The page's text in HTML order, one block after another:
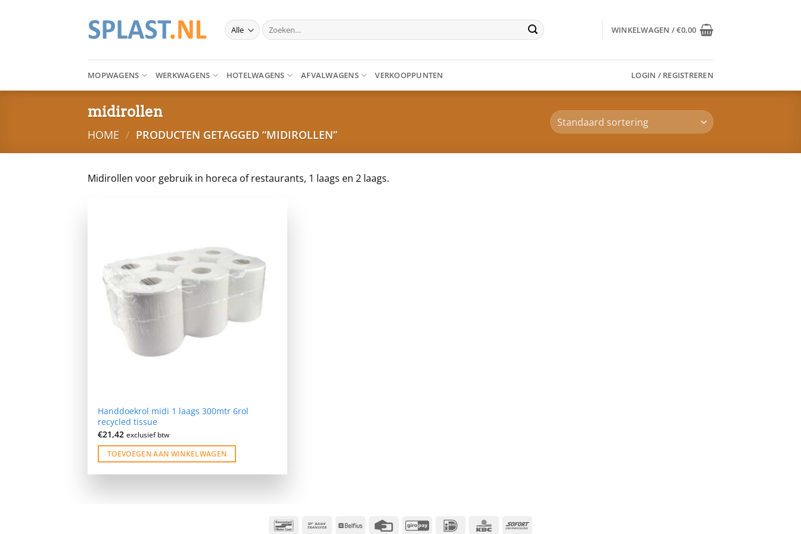
Zoeken
naar:
WINKELWAGEN /€0,00
MOPWAGENS WERKWAGENS HOTELWAGENS AFVALWAGENS VERKOOPPUNTEN LOGIN / REGISTREREN
midirollen
HOME / PRODUCTEN GETAGGED “MIDIROLLEN”
Midirollen voor gebruik in horeca of restaurants, 1 laags en 2 laags.
Handdoekrol midi 1 laags 300mtr 6rol
recycled tissue
€21,42 exclusief btw
TOEVOEGEN AAN WINKELWAGEN
BancontactBank
Belfius
Credit
GiroPay IDeal KBC Sofort